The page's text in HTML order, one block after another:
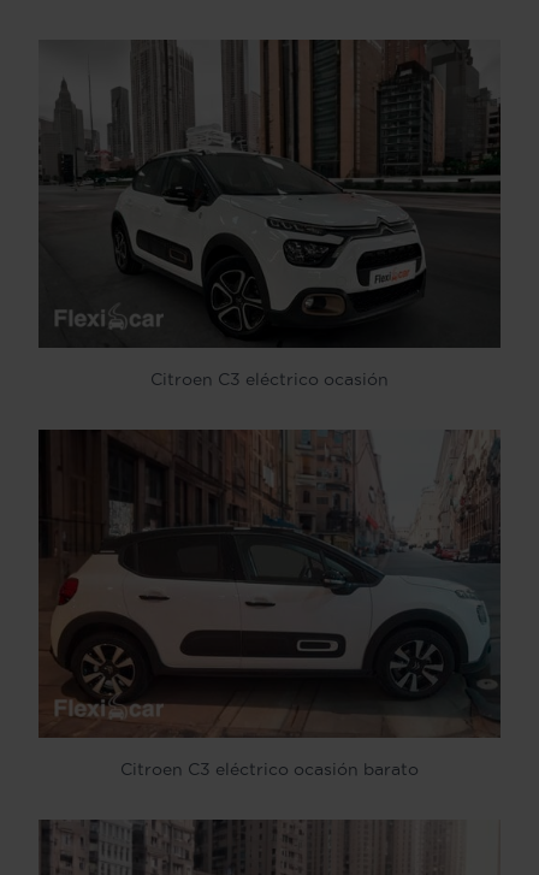
Citroen C3 eléctrico ocasión
Citroen C3 eléctrico ocasión barato